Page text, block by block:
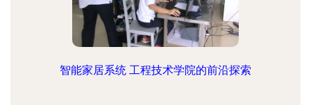
智能家居系统 工程技术学院的前沿探索